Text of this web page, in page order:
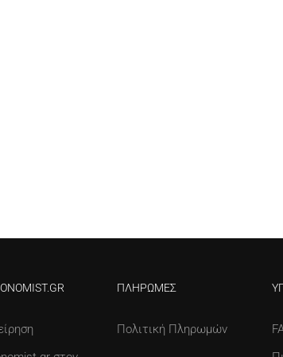
ΠΛΗΡΩΜΈΣ
Πολιτική Πληρωμών